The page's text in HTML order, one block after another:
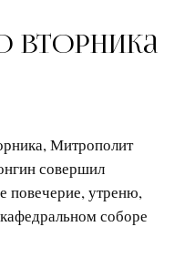
Вторника
Митрополит
совершил
повечерие, утреню,
соборе